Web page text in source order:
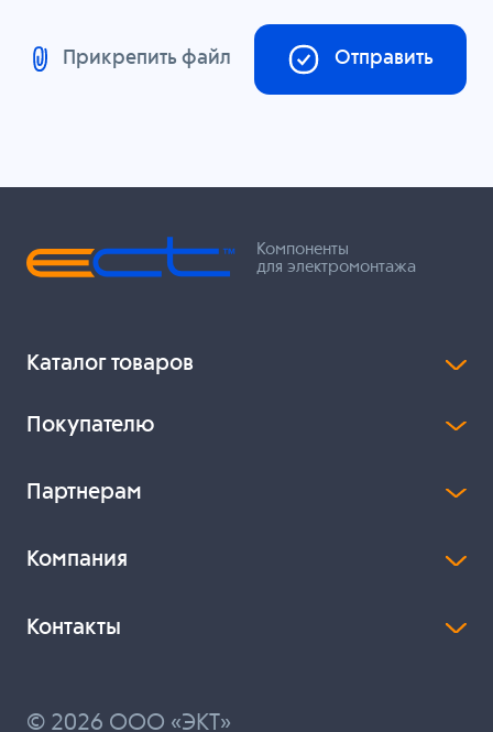
Прикрепить файл Отправить
Компоненты
для электромонтажа
Каталог товаров
Покупателю
Партнерам
Компания
Контакты
© 2026 ООО «ЭКТ»